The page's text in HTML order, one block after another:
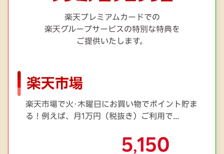
楽天プレミアムカードでの
楽天グループサービスの特別な特典を
ご提供いたします。
楽天市場で火･木曜日にお買い物でポイント貯ま
る！例えば、月1万円（税抜き）ご利用で...